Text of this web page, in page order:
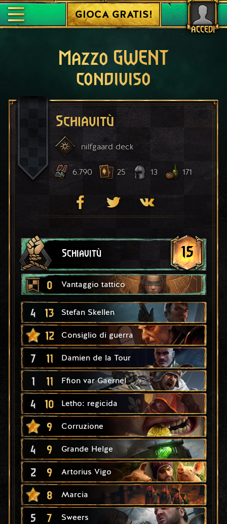
ACCEDI
GIOCA GRATIS!
Mazzo GWENT
condiviso
Schiavitù
nilfgaard deck
6.790 25 13 171
Schiavitù 15
0 Vantaggio tattico
4 13 Stefan Skellen
12 Consiglio di guerra
7 11 Damien de la Tour
1 11 Ffion var Gaernel
4 10 Letho: regicida
9 Corruzione
4 9 Grande Helge
2 9 Artorius Vigo
8 Marcia
5 7 Sweers